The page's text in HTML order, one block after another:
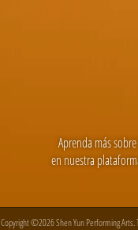
Aprenda más
en nuestra
Copyright ©2026 Shen Yun Performing Arts.